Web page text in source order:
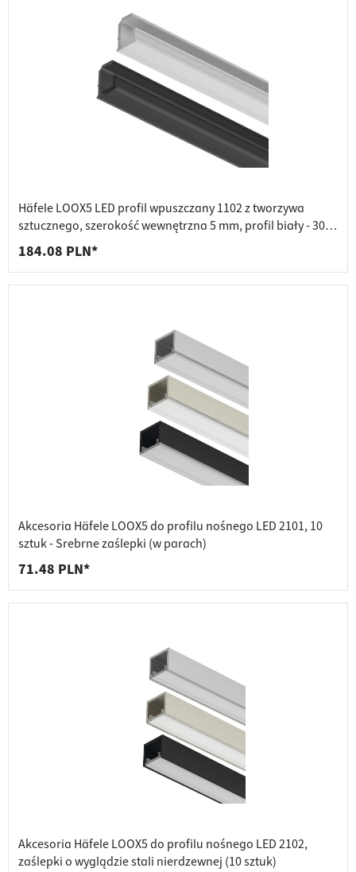
Häfele LOOX5 LED profil wpuszczany 1102 z tworzywa
sztucznego, szerokość wewnętrzna 5 mm, profil biały - 3000
mm
184.08 PLN*
Akcesoria Häfele LOOX5 do profilu nośnego LED 2101, 10
sztuk - Srebrne zaślepki (w parach)
71.48 PLN*
Akcesoria Häfele LOOX5 do profilu nośnego LED 2102,
zaślepki o wyglądzie stali nierdzewnej (10 sztuk)